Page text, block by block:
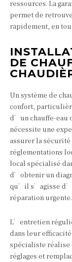
ressources. La
permet de
rapidement, en
DE
Un système de
confort,
d’un chauffe-eau
nécessite une
assurer la
réglementations
local spécialisé
d’obtenir un
qu’il s’agisse
réparation urgente.
L’entretien
dans leur
spécialiste réalise
réglages et